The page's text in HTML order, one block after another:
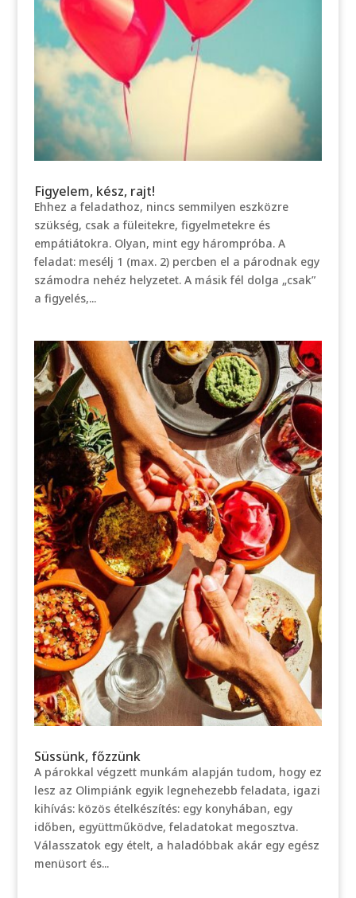
Figyelem, kész, rajt!
Ehhez a feladathoz, nincs semmilyen eszközre
szükség, csak a füleitekre, figyelmetekre és
empátiátokra. Olyan, mint egy hárompróba. A
feladat: mesélj 1 (max. 2) percben el a párodnak egy
számodra nehéz helyzetet. A másik fél dolga „csak”
a figyelés,...
Süssünk, főzzünk
A párokkal végzett munkám alapján tudom, hogy ez
lesz az Olimpiánk egyik legnehezebb feladata, igazi
kihívás: közös ételkészítés: egy konyhában, egy
időben, együttműködve, feladatokat megosztva.
Válasszatok egy ételt, a haladóbbak akár egy egész
menüsort és...